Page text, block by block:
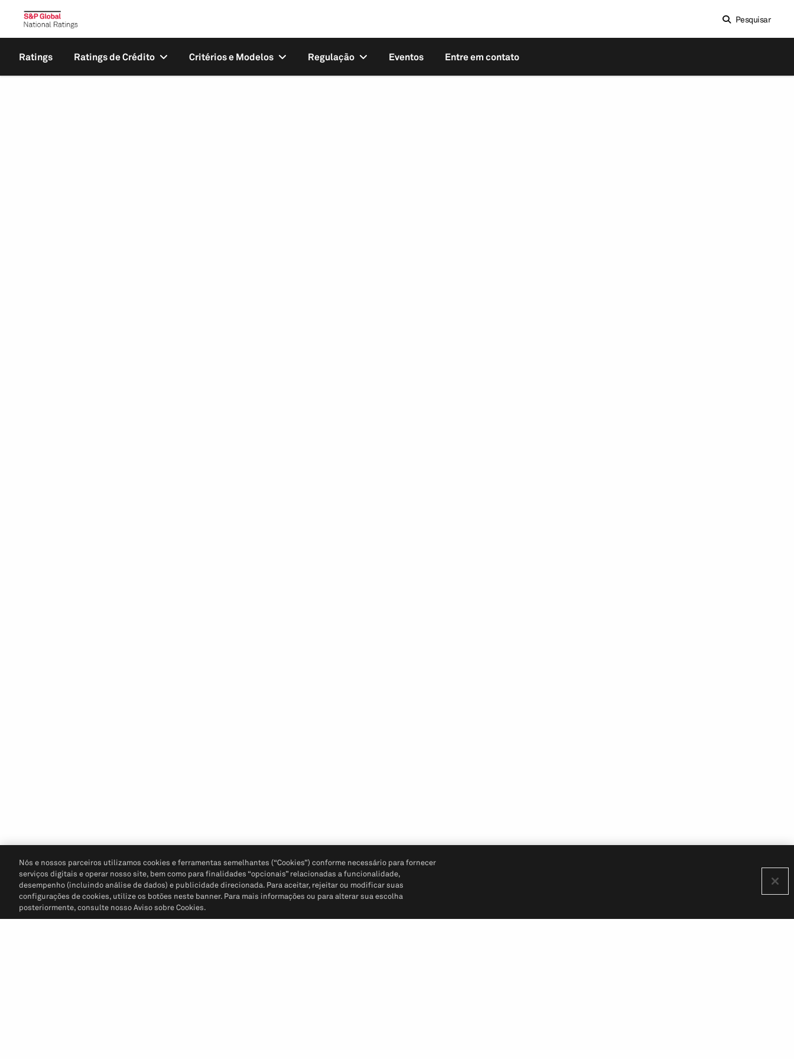
Pesquisar
Ratings Ratings de Crédito Critérios e Modelos Regulação Eventos Entre em contato
Nós e nossos parceiros utilizamos cookies e ferramentas semelhantes (“Cookies”) conforme necessário para fornecer
serviços digitais e operar nosso site, bem como para finalidades “opcionais” relacionadas a funcionalidade,
desempenho (incluindo análise de dados) e publicidade direcionada. Para aceitar, rejeitar ou modificar suas
configurações de cookies, utilize os botões neste banner. Para mais informações ou para alterar sua escolha
posteriormente, consulte nosso Aviso sobre Cookies.